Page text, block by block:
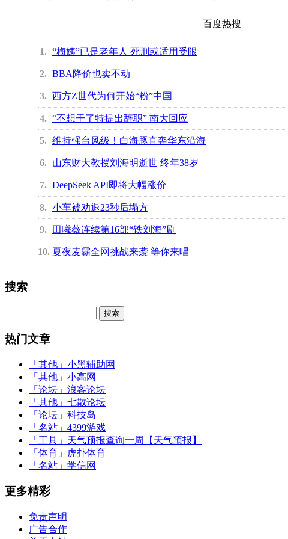
百度热搜
1 “梅姨”已是老年人 死刑或适用受限
2 BBA降价也卖不动
3 西方Z世代为何开始“粉”中国
4 “不想干了特提出辞职” 南大回应
5 维持强台风级！白海豚直奔华东沿海
6 山东财大教授刘海明逝世 终年38岁
7 DeepSeek API即将大幅涨价
8 小车被劝退23秒后塌方
9 田曦薇连续第16部“铁刘海”剧
10 夏夜麦霸全网挑战来袭 等你来唱
搜索
热门文章
「其他」 小黑辅助网
「其他」 小高网
「论坛」 浪客论坛
「其他」 七散论坛
「论坛」 科技岛
「名站」 4399游戏
「工具」 天气预报查询一周【天气预报】
「体育」
虎扑体育
「名站」 学信网
更多精彩
免责声明
广告合作